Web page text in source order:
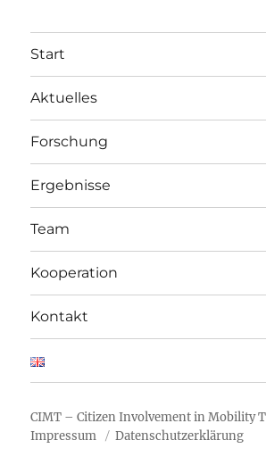
Start
Aktuelles
Forschung
Ergebnisse
Team
Kooperation
Kontakt
CIMT – Citizen Involvement in Mobility
Impressum
Datenschutzerklärung